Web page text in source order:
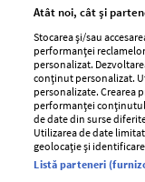
GSP
Unica
Baby
Retete
Pariază
Jocurile
Atât noi, cât și
Stocarea și/sau
performanței
personalizat.
conținut personalizat.
personalizate. Crearea
performanței
de date din surse
Utilizarea de date
geolocație și
Listă parteneri